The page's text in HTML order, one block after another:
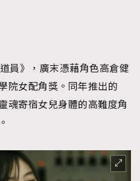
員》，廣末憑藉角色高倉健
院女配角獎。同年推出的
魂寄宿女兒身體的高難度角